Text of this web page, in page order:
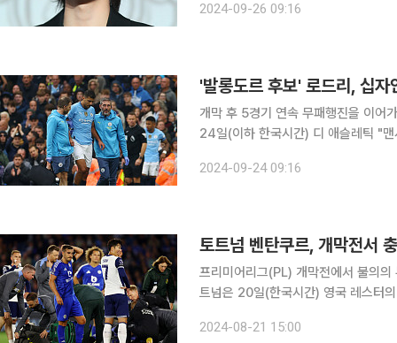
및 월드투어 일정에는 참여할 수 없게
2024-09-26 09:16
개막 후 5경기 연속 무패행진을 이어
24일(이하 한국시간) 디 애슬레틱 "
다. 이어 "검사 결과가 심각하다. 로
2024-09-24 09:16
토트넘 벤탄쿠르, 개막전서
프리미어리그(PL) 개막전에서 불의의
트넘은 20일(한국시간) 영국 레스터
뒀다. 첫 경기를 따내지 못한 가운데
2024-08-21 15:00